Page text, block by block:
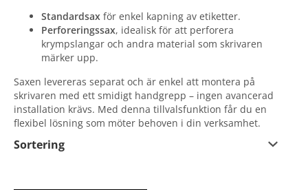
Standardsax för enkel kapning av etiketter.
Perforeringssax, idealisk för att perforera
krympslangar och andra material som skrivaren
märker upp.
Saxen levereras separat och är enkel att montera på
skrivaren med ett smidigt handgrepp – ingen avancerad
installation krävs. Med denna tillvalsfunktion får du en
flexibel lösning som möter behoven i din verksamhet.
Sortering